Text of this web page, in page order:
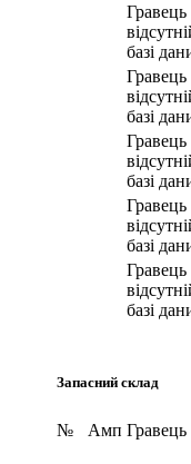
Гравець
базі
Гравець
базі
Гравець
базі
Гравець
базі
Гравець
базі
Запасний склад
№ Амп Гравець